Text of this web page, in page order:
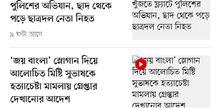
পুলিশের অভিযান, ছাদ থেকে
পড়ে ছাত্রদল নেতা নিহত
৯ ঘণ্টা আগে
‘জয় বাংলা’ স্লোগান দিয়ে
আলোচিত মিষ্টি সুভাষকে
হত্যাচেষ্টা মামলায় গ্রেপ্তার
দেখানোর আদেশ